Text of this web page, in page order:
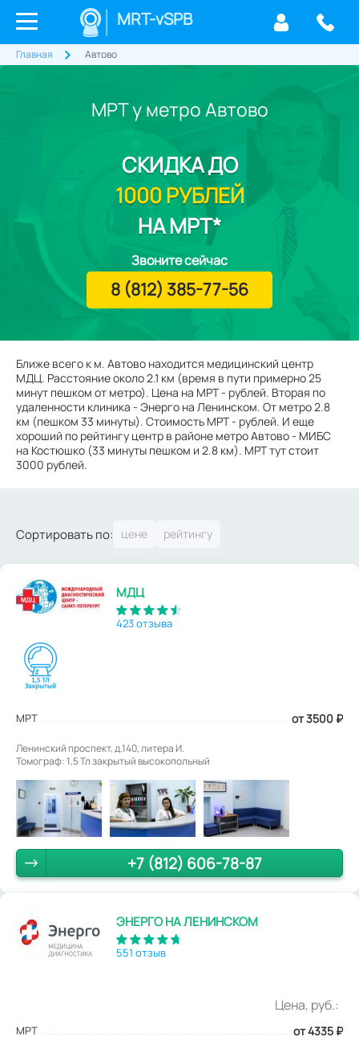
MRT-vSPB
Главная Автово
МРТ у метро Автово
Ближе всего к м. Автово находится медицинский центр
МДЦ. Расстояние около 2.1 км (время в пути примерно 25
минут пешком от метро). Цена на МРТ - рублей. Вторая по
удаленности клиника - Энерго на Ленинском. От метро 2.8
км (пешком 33 минуты). Стоимость МРТ - рублей. И еще
хороший по рейтингу центр в районе метро Автово - МИБС
на Костюшко (33 минуты пешком и 2.8 км). МРТ тут стоит
3000 рублей.
СКИДКАДО
1000 РУБЛЕЙ
НА МРТ*
Звоните сейчас
8 (812) 385-77-56
Сортировать по:
МДЦ
423 отзыва
МРТ от 3500 ₽
Ленинский проспект, д.140, литера И.
Томограф: 1,5 Тл закрытый высокопольный
+7 (812) 606-78-87
ЭНЕРГО НА ЛЕНИНСКОМ
551 отзыв
Цена, руб.:
МРТ от 4335 ₽